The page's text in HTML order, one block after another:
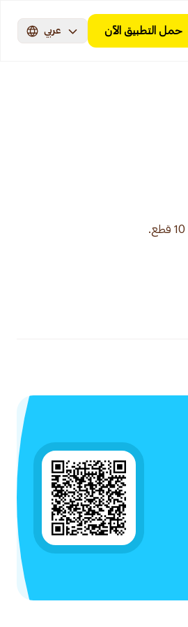
حمل التطبيق الآن عربي